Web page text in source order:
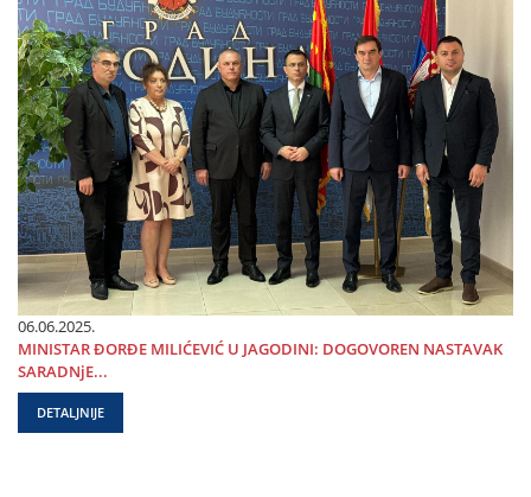
06.06.2025.
MINISTAR ĐORĐE MILIĆEVIĆ U ЈAGODINI: DOGOVOREN NASTAVAK
SARADNjE...
DETALJNIJE